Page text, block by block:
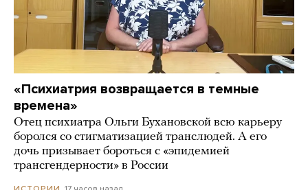
«Психиатрия возвращается в темные
времена»
Отец психиатра Ольги Бухановской всю карьеру
боролся со стигматизацией транслюдей. А его
дочь призывает бороться с «эпидемией
трансгендерности» в России